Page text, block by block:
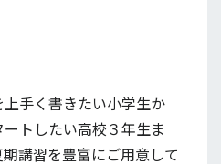
手く書きたい小学生か
トしたい高校３年生ま
講習を豊富にご用意して